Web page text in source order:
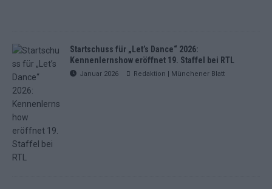
Startschuss für „Let’s Dance“ 2026:
Kennenlernshow eröffnet 19. Staffel bei RTL
Januar 2026 Redaktion | Münchener Blatt